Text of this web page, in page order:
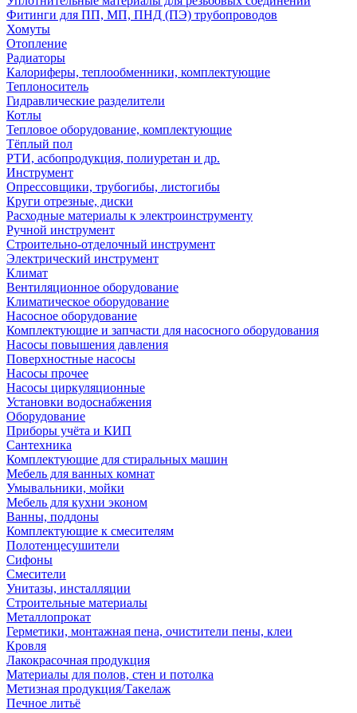
Фитинги для ПП, МП, ПНД (ПЭ) трубопроводов
Хомуты
Отопление
Радиаторы
Калориферы, теплообменники, комплектующие
Теплоноситель
Гидравлические разделители
Котлы
Тепловое оборудование, комплектующие
Тёплый пол
РТИ, асбопродукция, полиуретан и др.
Инструмент
Опрессовщики, трубогибы, листогибы
Круги отрезные, диски
Расходные материалы к электроинструменту
Ручной инструмент
Строительно-отделочный инструмент
Электрический инструмент
Климат
Вентиляционное оборудование
Климатическое оборудование
Насосное оборудование
Комплектующие и запчасти для насосного оборудования
Насосы повышения давления
Поверхностные насосы
Насосы прочее
Насосы циркуляционные
Установки водоснабжения
Оборудование
Приборы учёта и КИП
Сантехника
Комплектующие для стиральных машин
Мебель для ванных комнат
Умывальники, мойки
Мебель для кухни эконом
Ванны, поддоны
Комплектующие к смесителям
Полотенцесушители
Сифоны
Смесители
Унитазы, инсталляции
Строительные материалы
Металлопрокат
Герметики, монтажная пена, очистители пены, клеи
Кровля
Лакокрасочная продукция
Материалы для полов, стен и потолка
Метизная продукция/Такелаж
Печное литьё